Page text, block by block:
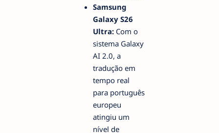
Samsung
Galaxy S26
Ultra: Com o
sistema Galaxy
AI 2.0, a
tradução em
tempo real
para português
europeu
atingiu um
nível de